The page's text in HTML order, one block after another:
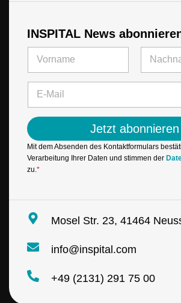
INSPITAL News
M
a
i
l
m
M
a
i
l
*
Jetzt abonnieren
Mit dem Absenden des Kontaktformulars
Verarbeitung Ihrer Daten und stimmen der
zu.*
Mosel Str. 23, 41464
info@inspital.com
+49 (2131) 291 75 00